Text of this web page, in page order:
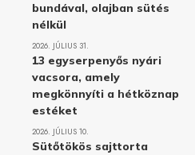
bundával, olajban sütés
nélkül
2026. JÚLIUS 31.
13 egyserpenyős nyári
vacsora, amely
megkönnyíti a hétköznap
estéket
2026. JÚLIUS 10.
Sütőtökös sajttorta